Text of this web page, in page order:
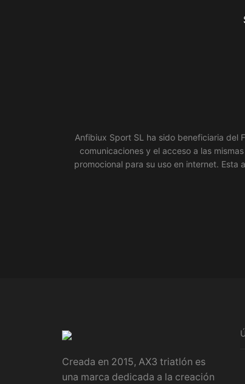
Anfibiux Sport SL ha sido beneficiaria del
comunicaciones y el acceso a las
promocional para su uso en internet.
Creada en 2015, AX3 triatlón es
una marca dedicada a la creación